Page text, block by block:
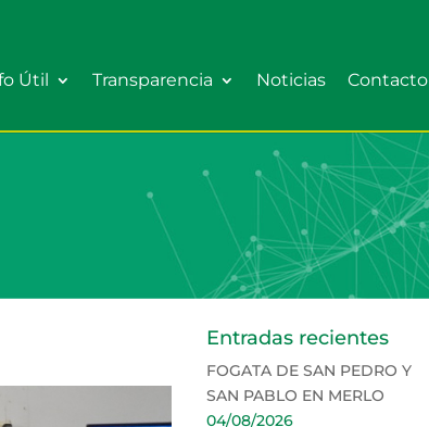
Útil Transparencia Noticias Contacto
Entradas recientes
FOGATA DE SAN PEDRO Y
SAN PABLO EN MERLO
04/08/2026